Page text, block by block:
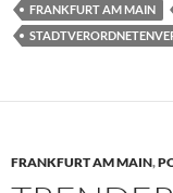
FRANKFURT AM MAIN
FRANKFURT AM MAIN,